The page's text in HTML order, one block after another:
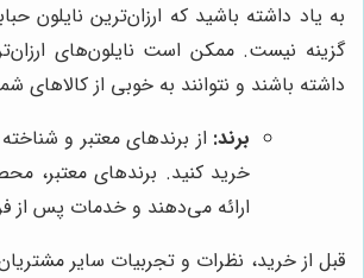
به یاد داشته باشید که ارزان‌ترین نایلون
گزینه نیست. ممکن است نایلون‌های
داشته باشند و نتوانند به خوبی از کالاهای
برند: از برندهای معتبر و
خرید کنید. برندهای معتبر،
ارائه می‌دهند و خدمات پس از
قبل از خرید، نظرات و تجربیات سایر